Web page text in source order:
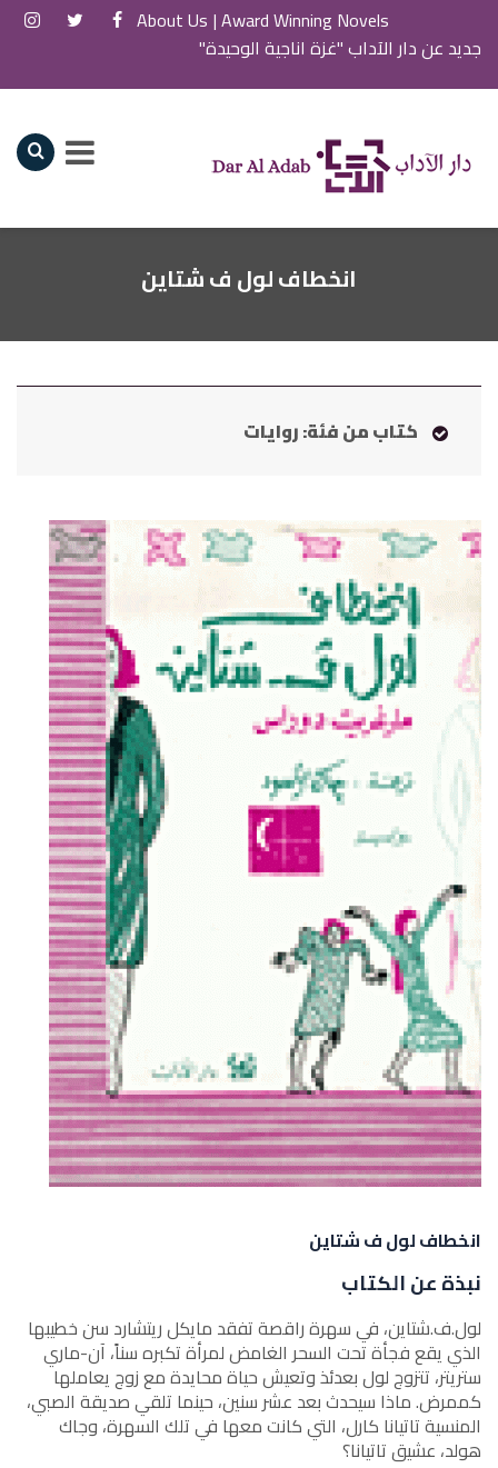
Award Winning Novels |
About Us
جديد عن دار الآداب "غزة اناجية الوحيدة"
انخطاف لول ف شتاين
كتاب من فئة: روايات
انخطاف لول ف شتاين
نبذة عن الكتاب
لول.ف.شتاين، في سهرة راقصة تفقد مايكل ريتشارد سن خطيبها
الذي يقع فجأة تحت السحر الغامض لمرأة تكبره سناً، آن-ماري
ستريتر، تتزوج لول بعدئذ وتعيش حياة محايدة مع زوج يعاملها
كممرض. ماذا سيحدث بعد عشر سنين، حينما تلقي صديقة الصبي،
المنسية تاتيانا كارل، التي كانت معها في تلك السهرة، وجاك
هولد، عشيق تاتيانا؟